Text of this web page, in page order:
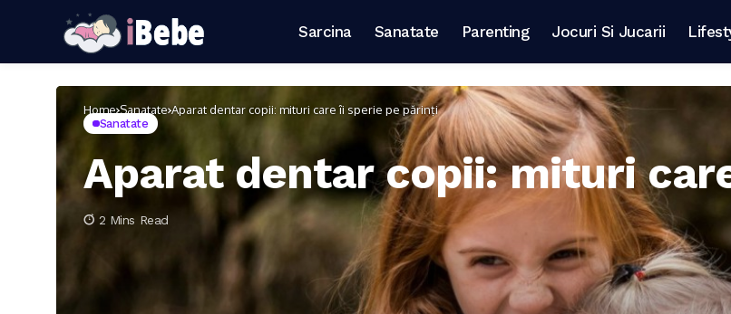
Sarcina Sanatate Parenting Jocuri Si Jucarii
Home Sanatate Aparat dentar copii: mituri care îi sperie pe părinți
Sanatate
Aparat dentar copii: mituri
2 Mins Read